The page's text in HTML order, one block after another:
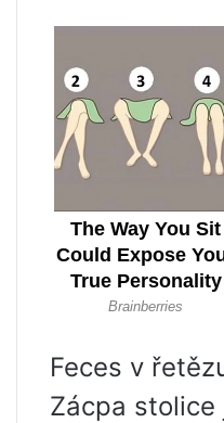
Feces v
Zácpa stolice